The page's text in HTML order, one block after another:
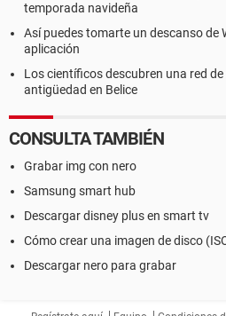
temporada navideña
Así puedes tomarte un descanso de
aplicación
Los científicos descubren una red
antigüedad en Belice
CONSULTA TAMBIÉN
Grabar img con nero
Samsung smart hub
Descargar disney plus en smart tv
Cómo crear una imagen de disco
Descargar nero para grabar